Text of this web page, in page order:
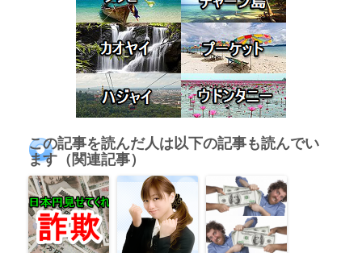
この記事を読んだ人は以下の記事も読んでい
ます（関連記事）